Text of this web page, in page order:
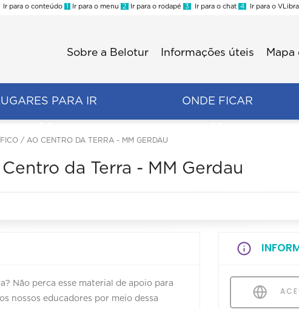
Ir para o conteúdo 1 Ir para o menu 2 Ir para o rodapé 3 Ir para o chat 4 Ir para o
Sobre a Belotur Informações úteis Mapa
PARA IR ONDE FICAR
/ AO CENTRO DA TERRA - MM GERDAU
da Terra - MM Gerdau
Não perca esse material de apoio para
nossos educadores por meio dessa